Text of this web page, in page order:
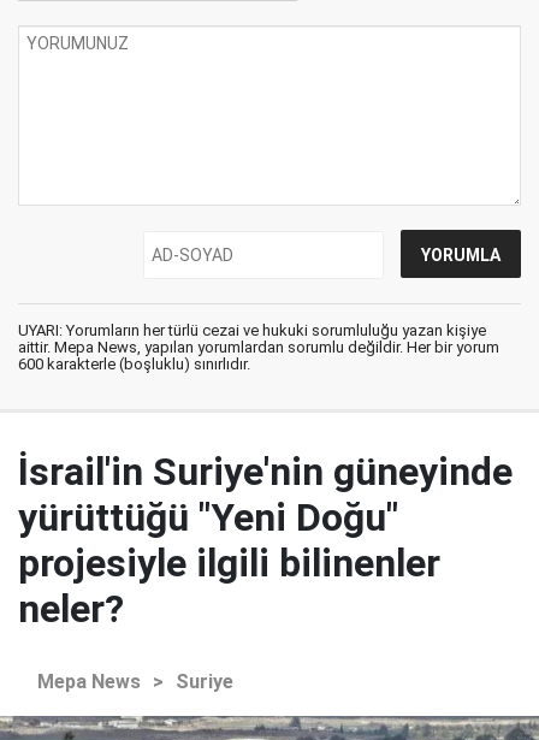
UYARI: Yorumların her türlü cezai ve hukuki sorumluluğu yazan kişiye
aittir. Mepa News, yapılan yorumlardan sorumlu değildir. Her bir yorum
600 karakterle (boşluklu) sınırlıdır.
İsrail'in Suriye'nin güneyinde
yürüttüğü "Yeni Doğu"
projesiyle ilgili bilinenler
neler?
Mepa News > Suriye